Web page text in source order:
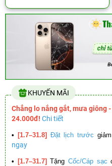
KHUYẾN MÃI
Chẳng lo nắng gắt, mưa giông
24.000đ! Chi tiết
• [1.7–31.8] Đặt lịch trước
ngay
• [1.7–31.7] Tặng Cốc/Cáp sạc